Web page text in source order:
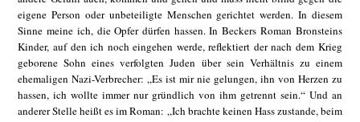
eigene Person oder unbeteiligte Menschen gerichtet werden. In diesem
Sinne meine ich, die Opfer dürfen hassen. In Beckers Roman Bronsteins
Kinder, auf den ich noch eingehen werde, reflektiert der nach dem Krieg
geborene Sohn eines verfolgten Juden über sein Verhältnis zu einem
ehemaligen Nazi-Verbrecher: „Es ist mir nie gelungen, ihn von Herzen zu
hassen, ich wollte immer nur gründlich von ihm getrennt sein.“ Und an
anderer Stelle heißt es im Roman: „Ich brachte keinen Hass zustande, beim